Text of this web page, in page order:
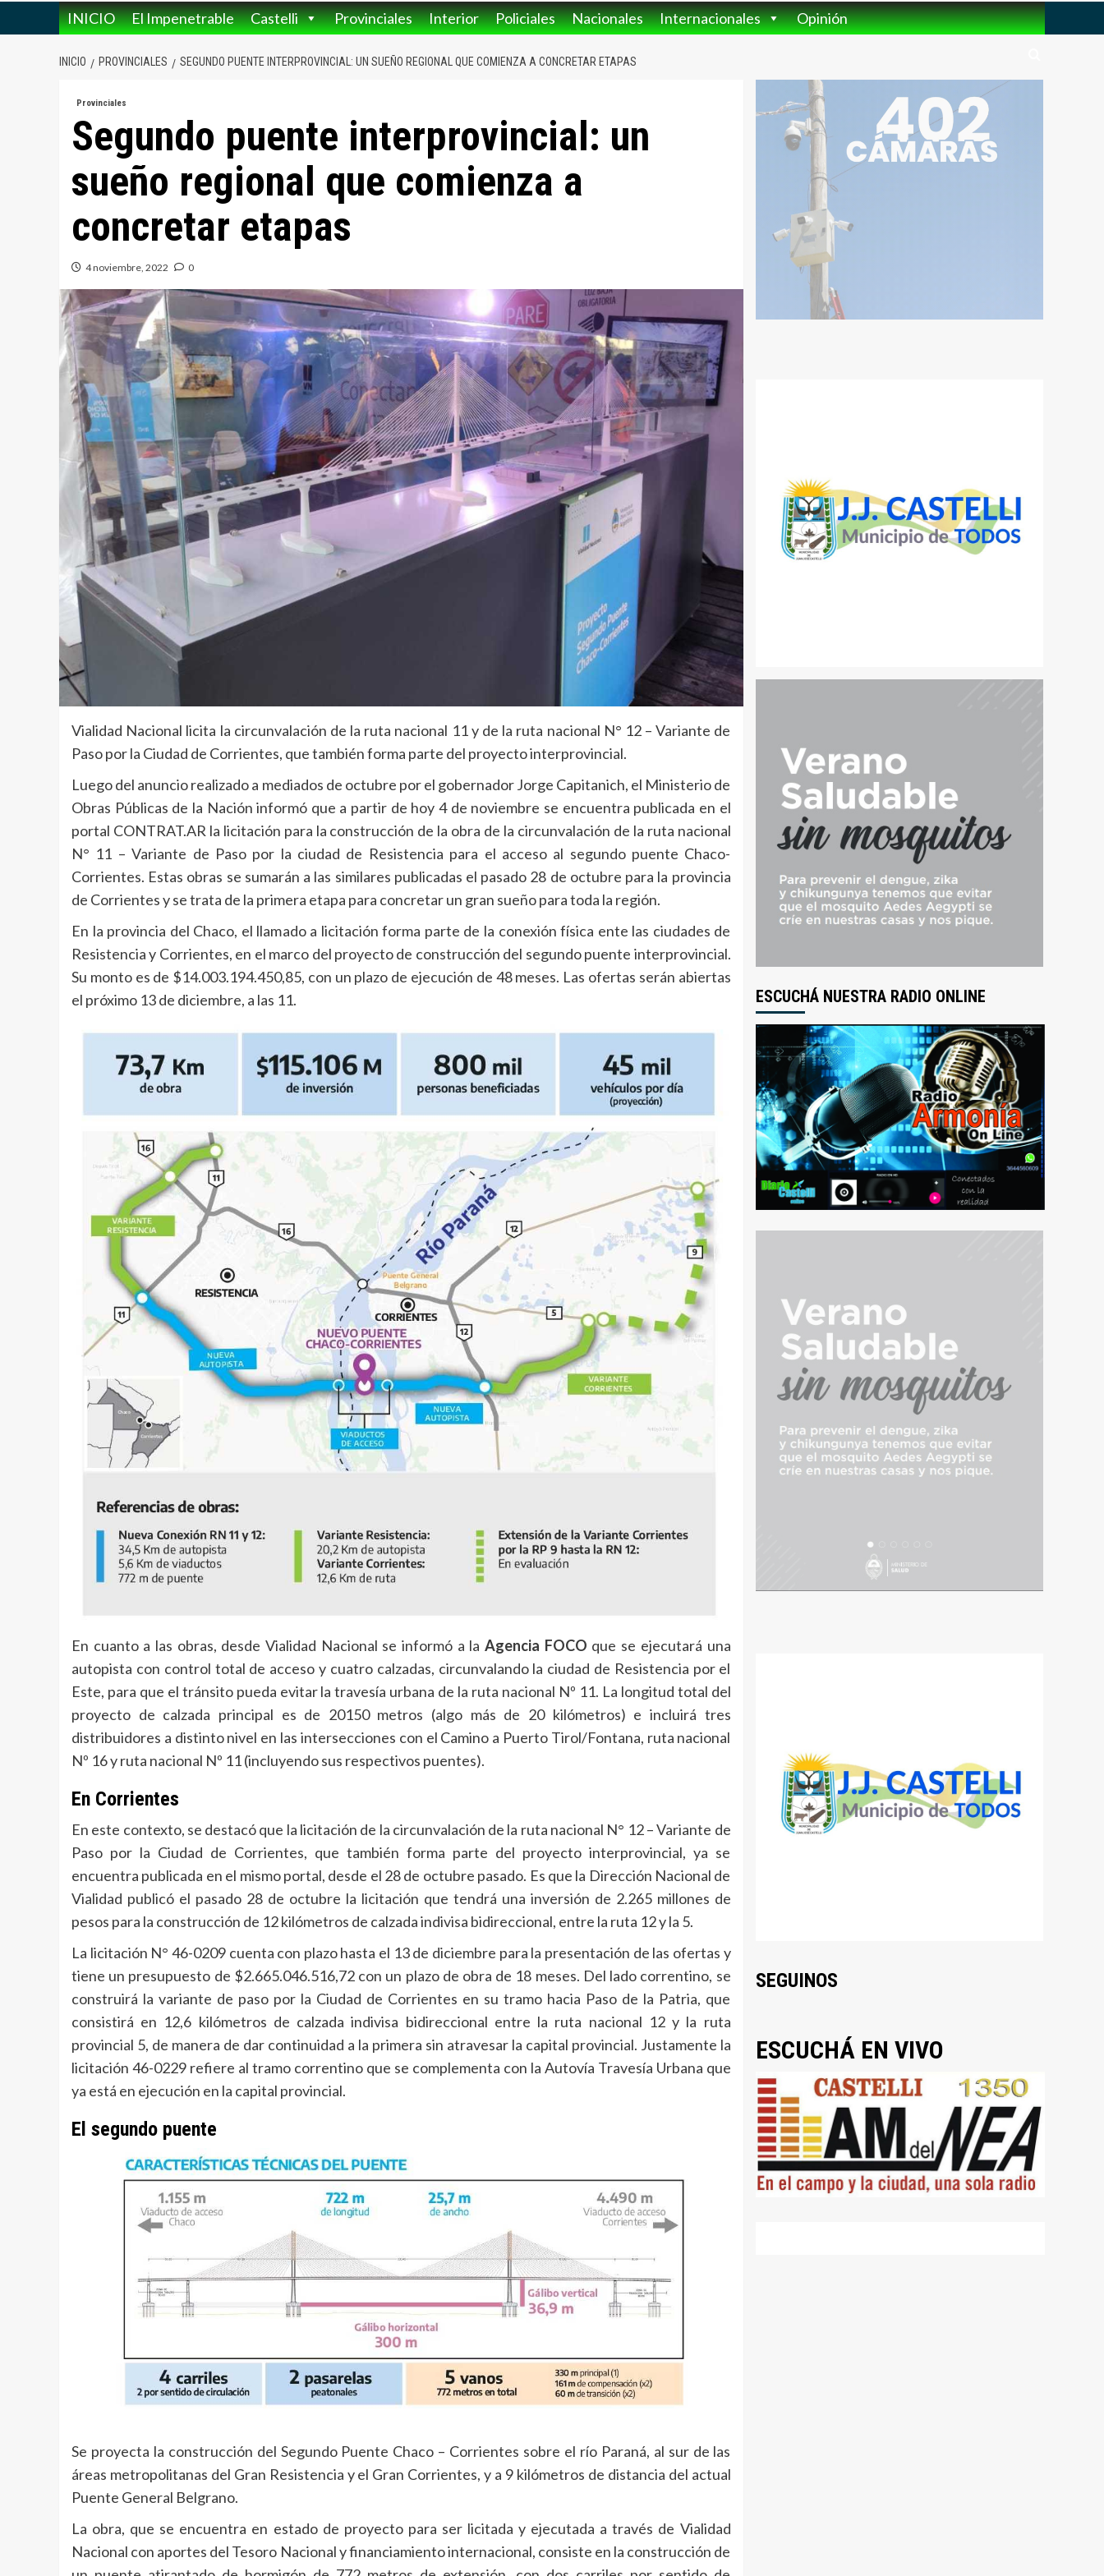
INICIO El Impenetrable Castelli Provinciales Interior Policiales Nacionales Internacionales Opinión
INICIO PROVINCIALES SEGUNDO PUENTE INTERPROVINCIAL: UN SUEÑO REGIONAL QUE COMIENZA A CONCRETAR ETAPAS
Provinciales
Segundo puente interprovincial: un
sueño regional que comienza a
concretar etapas
4 noviembre, 2022 0
Vialidad Nacional licita la circunvalación de la ruta nacional 11 y de la ruta nacional N° 12 – Variante de
Paso por la Ciudad de Corrientes, que también forma parte del proyecto interprovincial.
Luego del anuncio realizado a mediados de octubre por el gobernador Jorge Capitanich, el Ministerio de
Obras Públicas de la Nación informó que a partir de hoy 4 de noviembre se encuentra publicada en el
portal CONTRAT.AR la licitación para la construcción de la obra de la circunvalación de la ruta nacional
N° 11 – Variante de Paso por la ciudad de Resistencia para el acceso al segundo puente Chaco-
Corrientes. Estas obras se sumarán a las similares publicadas el pasado 28 de octubre para la provincia
de Corrientes y se trata de la primera etapa para concretar un gran sueño para toda la región.
En la provincia del Chaco, el llamado a licitación forma parte de la conexión física ente las ciudades de
Resistencia y Corrientes, en el marco del proyecto de construcción del segundo puente interprovincial.
Su monto es de $14.003.194.450,85, con un plazo de ejecución de 48 meses. Las ofertas serán abiertas
el próximo 13 de diciembre, a las 11.
En cuanto a las obras, desde Vialidad Nacional se informó a laAgencia FOCO que se ejecutará una
autopista con control total de acceso y cuatro calzadas, circunvalando la ciudad de Resistencia por el
Este, para que el tránsito pueda evitar la travesía urbana de la ruta nacional Nº 11. La longitud total del
proyecto de calzada principal es de 20150 metros (algo más de 20 kilómetros) e incluirá tres
distribuidores a distinto nivel en las intersecciones con el Camino a Puerto Tirol/Fontana, ruta nacional
Nº 16 y ruta nacional Nº 11 (incluyendo sus respectivos puentes).
En Corrientes
En este contexto, se destacó que la licitación de la circunvalación de la ruta nacional N° 12 – Variante de
Paso por la Ciudad de Corrientes, que también forma parte del proyecto interprovincial, ya se
encuentra publicada en el mismo portal, desde el 28 de octubre pasado. Es que la Dirección Nacional de
Vialidad publicó el pasado 28 de octubre la licitación que tendrá una inversión de 2.265 millones de
pesos para la construcción de 12 kilómetros de calzada indivisa bidireccional, entre la ruta 12 y la 5.
La licitación N° 46-0209 cuenta con plazo hasta el 13 de diciembre para la presentación de las ofertas y
tiene un presupuesto de $2.665.046.516,72 con un plazo de obra de 18 meses. Del lado correntino, se
construirá la variante de paso por la Ciudad de Corrientes en su tramo hacia Paso de la Patria, que
consistirá en 12,6 kilómetros de calzada indivisa bidireccional entre la ruta nacional 12 y la ruta
provincial 5, de manera de dar continuidad a la primera sin atravesar la capital provincial. Justamente la
licitación 46-0229 refiere al tramo correntino que se complementa con la Autovía Travesía Urbana que
ya está en ejecución en la capital provincial.
El segundo puente
Se proyecta la construcción del Segundo Puente Chaco – Corrientes sobre el río Paraná, al sur de las
áreas metropolitanas del Gran Resistencia y el Gran Corrientes, y a 9 kilómetros de distancia del actual
Puente General Belgrano.
La obra, que se encuentra en estado de proyecto para ser licitada y ejecutada a través de Vialidad
Nacional con aportes del Tesoro Nacional y financiamiento internacional, consiste en la construcción de
ESCUCHÁ NUESTRA RADIO ONLINE
SEGUINOS
ESCUCHÁ EN VIVO